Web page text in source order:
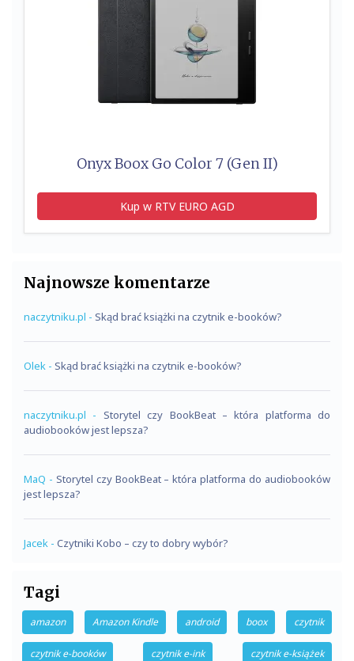
Onyx Boox Go Color 7 (Gen II)
Kup w RTV EURO AGD
Najnowsze komentarze
naczytniku.pl - Skąd brać książki na czytnik e-booków?
Olek - Skąd brać książki na czytnik e-booków?
naczytniku.pl - Storytel czy BookBeat – która platforma do
audiobooków jest lepsza?
MaQ - Storytel czy BookBeat – która platforma do audiobooków
jest lepsza?
Jacek - Czytniki Kobo – czy to dobry wybór?
Tagi
amazon Amazon Kindle android boox czytnik
czytnik e-booków czytnik e-ink czytnik e-książek